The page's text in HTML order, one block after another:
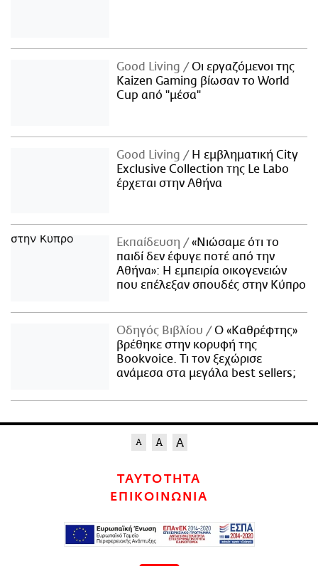
Good Living
Οι εργαζόμενοι της
Kaizen Gaming βίωσαν το World
Cup από "μέσα"
Good Living
Η εμβληματική City
Exclusive Collection της Le Labo
έρχεται στην Αθήνα
Εκπαίδευση
«Νιώσαμε ότι το
παιδί δεν έφυγε ποτέ από την
Αθήνα»: Η εμπειρία οικογενειών
που επέλεξαν σπουδές στην Κύπρο
Οδηγός Βιβλίου
Ο «Καθρέφτης»
βρέθηκε στην κορυφή της
Bookvoice. Τι τον ξεχώρισε
ανάμεσα στα μεγάλα best sellers;
ΤΑΥΤΟΤΗΤΑ
ΕΠΙΚΟΙΝΩΝΙΑ